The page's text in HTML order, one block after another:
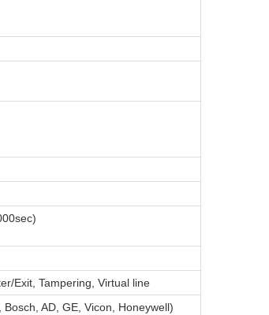
Exit, Tampering, Virtual line
AD, GE, Vicon, Honeywell)